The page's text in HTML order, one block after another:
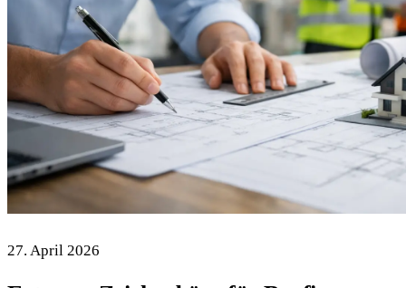
27. April 2026